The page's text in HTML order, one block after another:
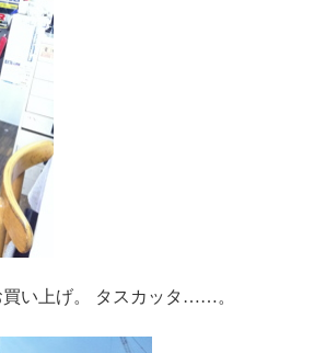
い上げ。 タスカッタ……。